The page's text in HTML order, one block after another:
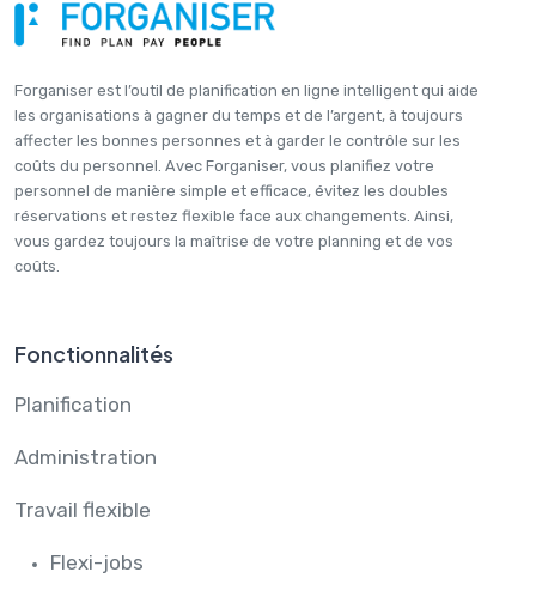
Forganiser est l’outil de planification en ligne intelligent qui aide
les organisations à gagner du temps et de l’argent, à toujours
affecter les bonnes personnes et à garder le contrôle sur les
coûts du personnel. Avec Forganiser, vous planifiez votre
personnel de manière simple et efficace, évitez les doubles
réservations et restez flexible face aux changements. Ainsi,
vous gardez toujours la maîtrise de votre planning et de vos
coûts.
Fonctionnalités
Planification
Administration
Travail flexible
Flexi-jobs